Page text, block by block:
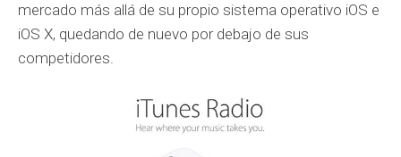
mercado más allá de su propio sistema operativo iOS e
iOS X, quedando de nuevo por debajo de sus
competidores.